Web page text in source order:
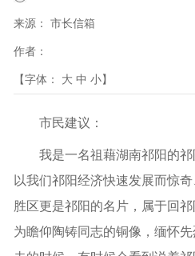
来源： 市长信箱
作者：
【字体： 大 中 小】
市民建议：
我是一名祖藉湖南祁阳的
以我们祁阳经济快速发展而惊
胜区更是祁阳的名片，属于回
为瞻仰陶铸同志的铜像，缅怀先